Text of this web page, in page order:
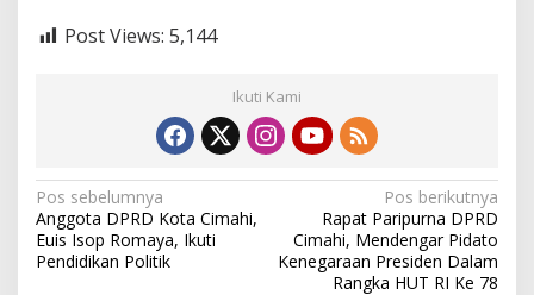
Post Views: 5,144
Ikuti Kami
N
a
v
Pos sebelumnya
Anggota DPRD Kota Cimahi,
Euis Isop Romaya, Ikuti
Pendidikan Politik
Pos berikutnya
Rapat Paripurna DPRD
Cimahi, Mendengar Pidato
Kenegaraan Presiden Dalam
Rangka HUT RI Ke 78